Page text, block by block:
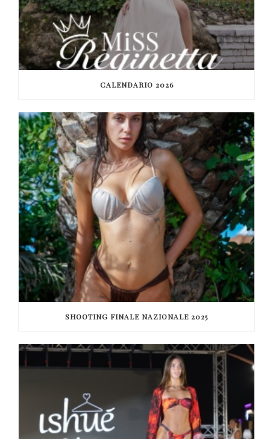
CALENDARIO 2026
SHOOTING FINALE NAZIONALE 2025